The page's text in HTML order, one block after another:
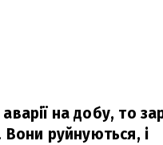
на добу, то
руйнуються, і